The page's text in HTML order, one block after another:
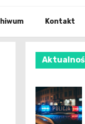
Kontakt